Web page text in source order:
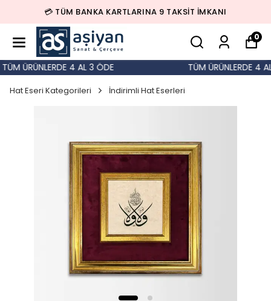
💳 TÜM BANKA KARTLARINA 9 TAKSİT İMKANI
0
ÜRÜNLERDE 4 AL 3 ÖDE TÜM ÜRÜNLERDE 4 AL
Hat Eseri Kategorileri İndirimli Hat Eserleri